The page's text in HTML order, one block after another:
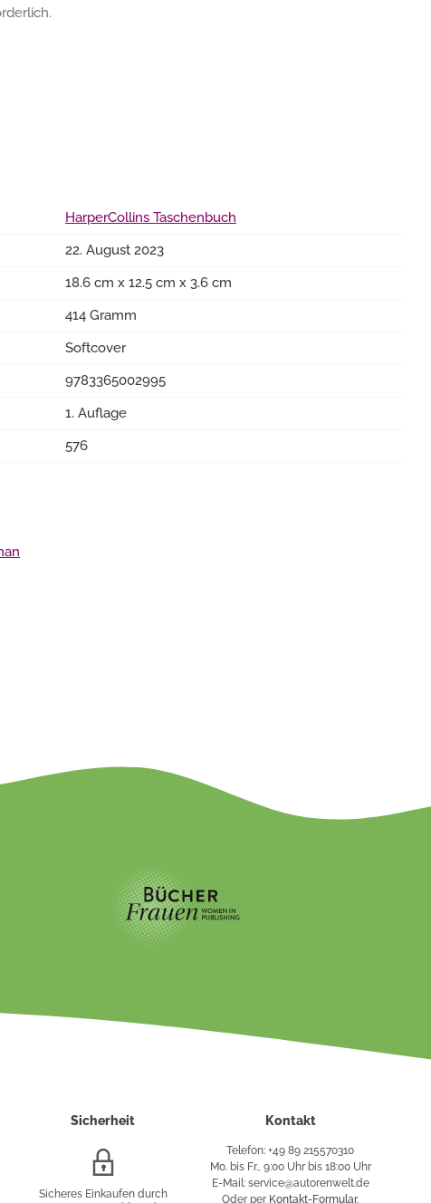
HarperCollins Taschenbuch
22. August 2023
18.6 cm x 12.5 cm x 3.6 cm
414 Gramm
Softcover
9783365002995
1. Auflage
576
Sicherheit
Verschlüsselung
Sicheres Einkaufen durch
Kontakt
Telefon: +49 89 215570310
Mo. bis Fr., 9:00 Uhr bis 18:00 Uhr
E-Mail: service@autorenwelt.de
Oder per Kontakt-Formular.